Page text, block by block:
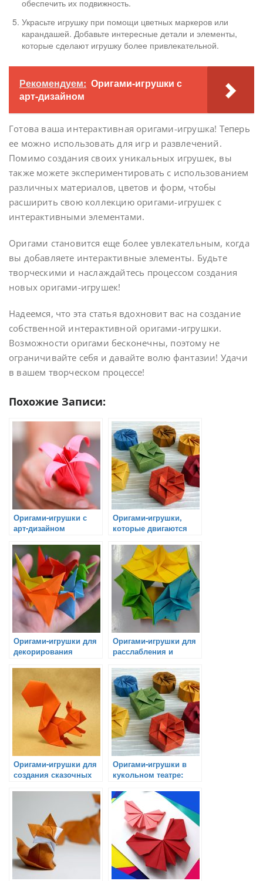
обеспечить их подвижность.
Украсьте игрушку при помощи цветных маркеров или
карандашей. Добавьте интересные детали и элементы,
которые сделают игрушку более привлекательной.
Рекомендуем: Оригами-игрушки с
арт-дизайном
Готова ваша интерактивная оригами-игрушка! Теперь
ее можно использовать для игр и развлечений.
Помимо создания своих уникальных игрушек, вы
также можете экспериментировать с использованием
различных материалов, цветов и форм, чтобы
расширить свою коллекцию оригами-игрушек с
интерактивными элементами.
Оригами становится еще более увлекательным, когда
вы добавляете интерактивные элементы. Будьте
творческими и наслаждайтесь процессом создания
новых оригами-игрушек!
Надеемся, что эта статья вдохновит вас на создание
собственной интерактивной оригами-игрушки.
Возможности оригами бесконечны, поэтому не
ограничивайте себя и давайте волю фантазии! Удачи
в вашем творческом процессе!
Похожие Записи:
Оригами-игрушки с
арт-дизайном
Оригами-игрушки,
которые двигаются
Оригами-игрушки для
декорирования
Оригами-игрушки для
расслабления и
Оригами-игрушки для
создания сказочных
Оригами-игрушки в
кукольном театре:
оживить
представление